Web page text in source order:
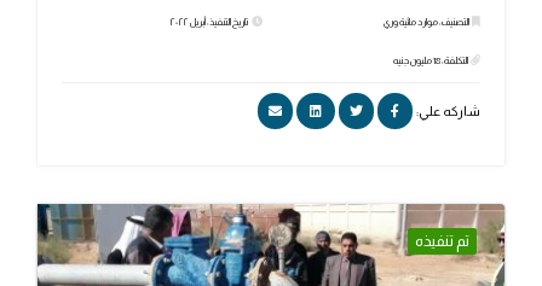
التصنيف: موارد مائية وري
التكلفة: 18 مليون جنيه
تاريخ التنفيذ: أبريل ٢٠٢٢
شاركه علي:
تم تنفيذه